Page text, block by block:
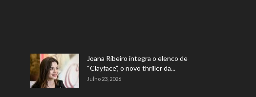
Joana Ribeiro integra o elenco de
“Clayface”, o novo thriller da...
Julho 23, 2026